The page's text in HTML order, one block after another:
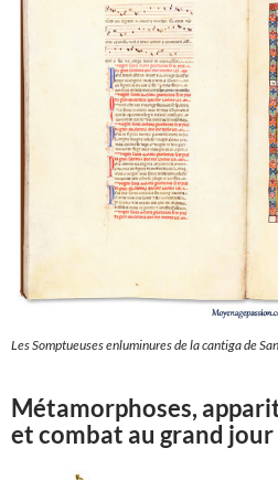
Les Somptueuses enluminures de la cantiga de
Métamorphoses,
et combat au grand